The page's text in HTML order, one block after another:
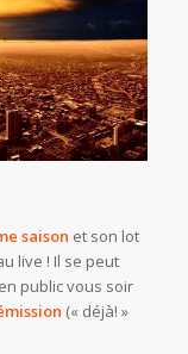
saison et son lot
live ! Il se peut
public vous soir
(« déjà! »